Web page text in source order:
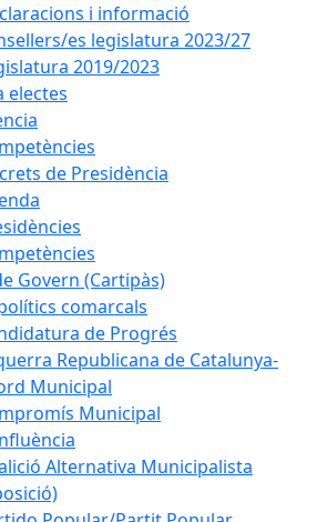
i informació
es legislatura 2023/27
2019/2023
electes
de Presidència
Govern (Cartipàs)
comarcals
de Progrés
Republicana de Catalunya-
Municipal
Municipal
Alternativa Municipalista